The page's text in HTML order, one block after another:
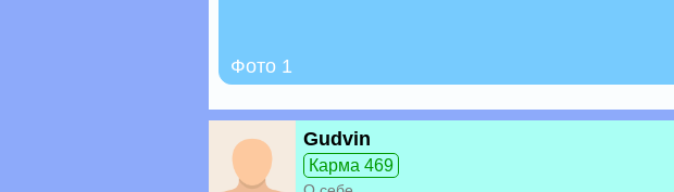
Фото 1
Gudvin
Карма 469